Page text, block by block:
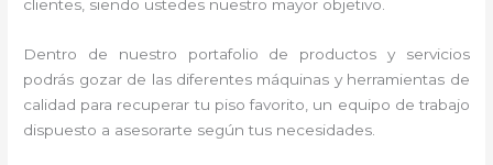
clientes, siendo ustedes nuestro mayor objetivo.
Dentro de nuestro portafolio de productos y servicios
podrás gozar de las diferentes máquinas y herramientas de
calidad para recuperar tu piso favorito, un equipo de trabajo
dispuesto a asesorarte según tus necesidades.